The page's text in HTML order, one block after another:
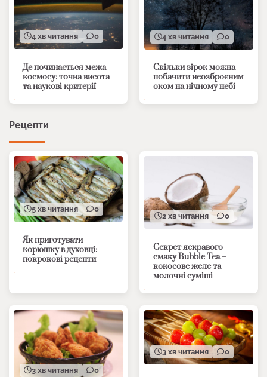
4 хв читання 0
Де починається межа
космосу: точна висота
та наукові критерії
4 хв читання 0
Скільки зірок можна
побачити неозброєним
оком на нічному небі
Рецепти
5 хв читання 0
Як приготувати
корюшку в духовці:
покрокові рецепти
2 хв читання 0
Секрет яскравого
смаку Bubble Tea –
кокосове желе та
молочні суміші
3 хв читання 0
3 хв читання 0